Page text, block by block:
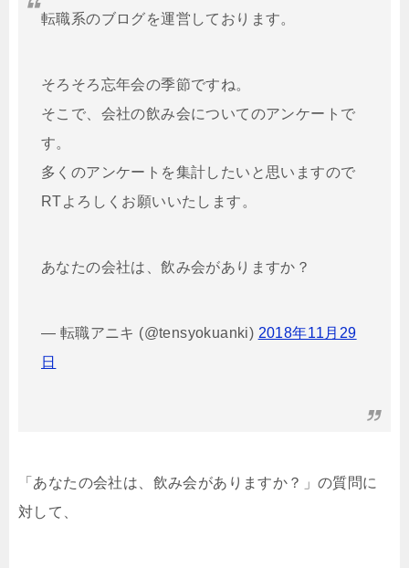
転職系のブログを運営しております。
そろそろ忘年会の季節ですね。
そこで、会社の飲み会についてのアンケートで
す。
多くのアンケートを集計したいと思いますので
RTよろしくお願いいたします。
あなたの会社は、飲み会がありますか？
— 転職アニキ (@tensyokuanki) 2018年11月29
日
「あなたの会社は、飲み会がありますか？」の質問に
対して、